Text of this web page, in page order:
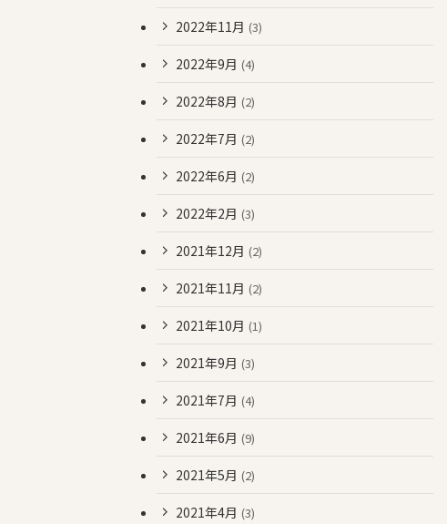
2022年11月 (3)
2022年9月 (4)
2022年8月 (2)
2022年7月 (2)
2022年6月 (2)
2022年2月 (3)
2021年12月 (2)
2021年11月 (2)
2021年10月 (1)
2021年9月 (3)
2021年7月 (4)
2021年6月 (9)
2021年5月 (2)
2021年4月 (3)